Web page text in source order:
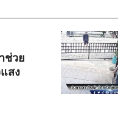
ช่วย
สง